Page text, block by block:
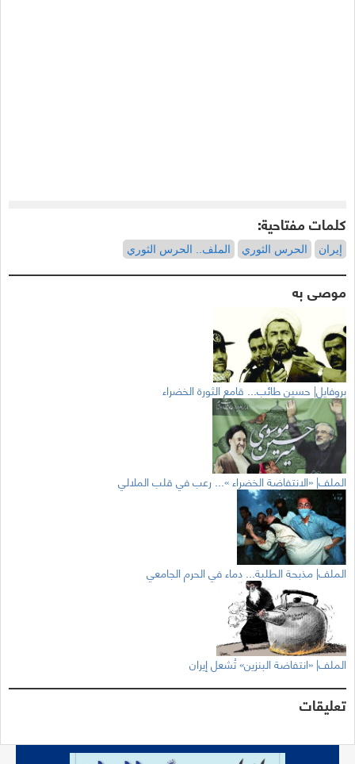
كلمات مفتاحية:
إيران الحرس الثوري الملف.. الحرس الثوري
موصى به
بروفايل| حسين طائب... قامع الثورة الخضراء
الملف| «الانتفاضة الخضراء »... رعب في قلب الملالي
الملف| مذبحة الطلبة... دماء في الحرم الجامعي
الملف| «انتفاضة البنزين» تُشعل إيران
تعليقات